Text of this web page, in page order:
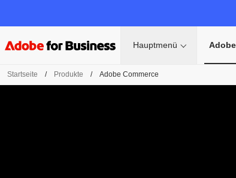
Hauptmenü
Startseite / Produkte / Adobe Commerce